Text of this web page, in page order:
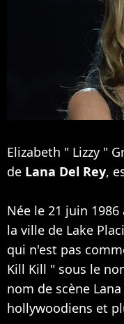
Elizabeth " Lizzy "
de Lana Del Rey,
Née le 21 juin
la ville de Lake
qui n'est pas
Kill Kill " sous le
nom de scène
hollywoodiens et